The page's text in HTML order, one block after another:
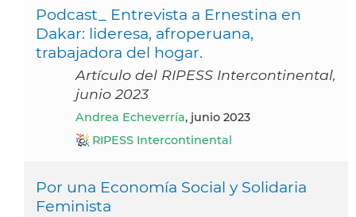
Podcast_ Entrevista a Ernestina en
Dakar: lideresa, afroperuana,
trabajadora del hogar.
Artículo del RIPESS Intercontinental,
junio 2023
Andrea Echeverría, junio 2023
RIPESS Intercontinental
Por una Economía Social y Solidaria
Feminista